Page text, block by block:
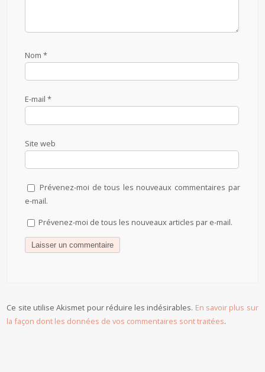
Nom*
E-mail*
Site web
Prévenez-moi de tous les nouveaux commentaires par
e-mail.
Prévenez-moi de tous les nouveaux articles par e-mail.
Ce site utilise Akismet pour réduire les indésirables. En savoir plus sur
la façon dont les données de vos commentaires sont traitées.